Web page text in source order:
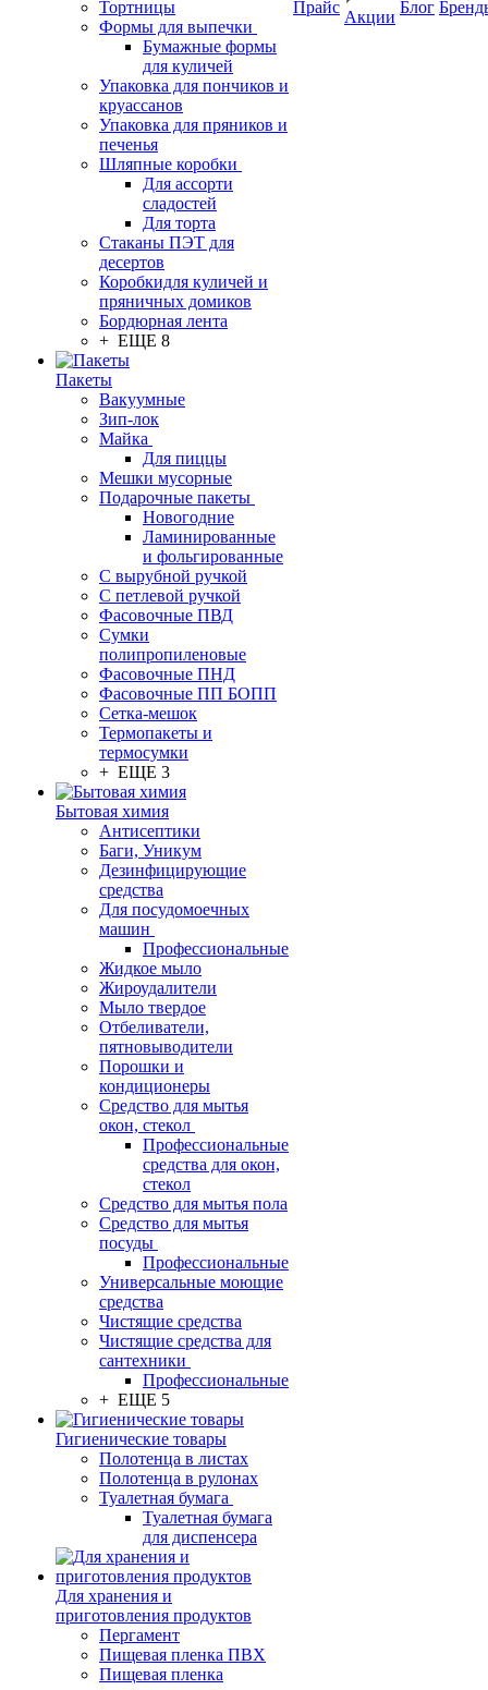
Тортницы
Формы для выпечки
Бумажные формы
для куличей
Упаковка для пончиков и
круассанов
Упаковка для пряников и
печенья
Шляпные коробки
Для ассорти
сладостей
Для торта
Стаканы ПЭТ для
десертов
Коробкидля куличей и
пряничных домиков
Бордюрная лента
+ ЕЩЕ 8
Пакеты
Вакуумные
Зип-лок
Майка
Для пиццы
Мешки мусорные
Подарочные пакеты
Новогодние
Ламинированные
и фольгированные
С вырубной ручкой
С петлевой ручкой
Фасовочные ПВД
Сумки
полипропиленовые
Фасовочные ПНД
Фасовочные ПП БОПП
Сетка-мешок
Термопакеты и
термосумки
+ ЕЩЕ 3
Бытовая химия
Антисептики
Баги, Уникум
Дезинфицирующие
средства
Для посудомоечных
машин
Профессиональные
Жидкое мыло
Жироудалители
Мыло твердое
Отбеливатели,
пятновыводители
Порошки и
кондиционеры
Средство для мытья
окон, стекол
Профессиональные
средства для окон,
стекол
Средство для мытья пола
Средство для мытья
посуды
Профессиональные
Универсальные моющие
средства
Чистящие средства
Чистящие средства для
сантехники
Профессиональные
+ ЕЩЕ 5
Гигиенические товары
Полотенца в листах
Полотенца в рулонах
Туалетная бумага
Туалетная бумага
для диспенсера
Для хранения и
приготовления продуктов
Пергамент
Пищевая пленка ПВХ
Пищевая пленка
Прайс
Акции
Блог